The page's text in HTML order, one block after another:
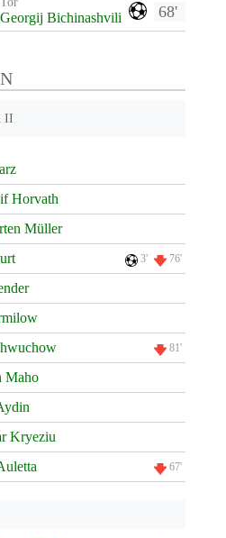
68'
Georgij Bichinashvili
II
Horvath
Müller
3' 76'
81'
Maho
Kryeziu
67'